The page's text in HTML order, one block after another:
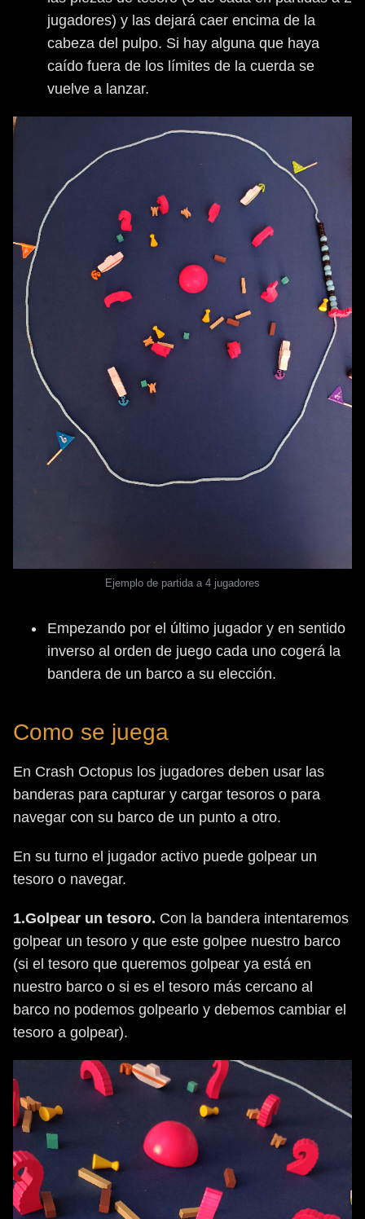
jugadores) y las dejará caer encima de la
cabeza del pulpo. Si hay alguna que haya
caído fuera de los límites de la cuerda se
vuelve a lanzar.
Ejemplo de partida a 4 jugadores
Empezando por el último jugador y en sentido
inverso al orden de juego cada uno cogerá la
bandera de un barco a su elección.
Como se juega
En Crash Octopus los jugadores deben usar las
banderas para capturar y cargar tesoros o para
navegar con su barco de un punto a otro.
En su turno el jugador activo puede golpear un
tesoro o navegar.
1.Golpear un tesoro. Con la bandera intentaremos
golpear un tesoro y que este golpee nuestro barco
(si el tesoro que queremos golpear ya está en
nuestro barco o si es el tesoro más cercano al
barco no podemos golpearlo y debemos cambiar el
tesoro a golpear).